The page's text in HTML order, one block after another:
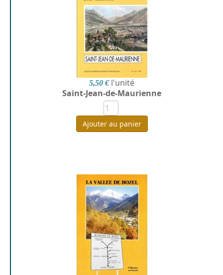
5,50 € l'unité
Saint-Jean-de-Maurienne
Ajouter au panier